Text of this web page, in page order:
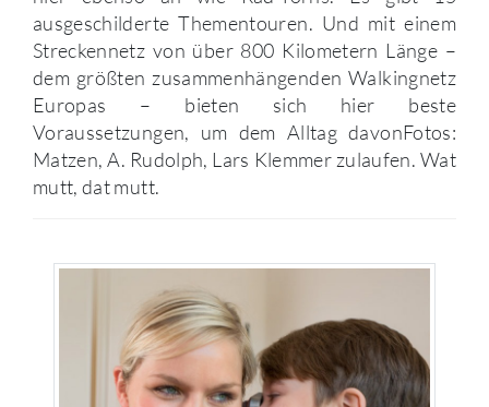
ausgeschilderte Thementouren. Und mit einem
Streckennetz von über 800 Kilometern Länge –
dem größten zusammenhängenden Walkingnetz
Europas – bieten sich hier beste
Voraussetzungen, um dem Alltag davonFotos:
Matzen, A. Rudolph, Lars Klemmer zulaufen. Wat
mutt, dat mutt.